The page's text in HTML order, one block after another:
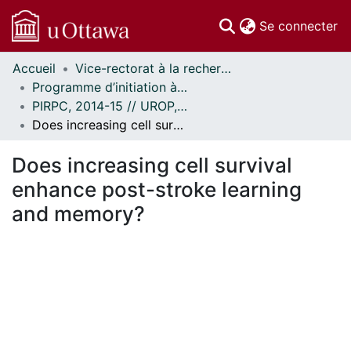
Se connecter
Communautés
et collections
Parcourir
Statistiques
À propos
Accueil
Vice-rectorat à la recherche // Office of the V-P, Research
Programme d’initiation à la recherche au premier cycle (PIRPC) // Undergraduate Research Opportunity Program (UROP)
PIRPC, 2014-15 // UROP, 2014-15
Does increasing cell survival enhance post-stroke learning and memory?
Does increasing cell survival
enhance post-stroke learning
and memory?